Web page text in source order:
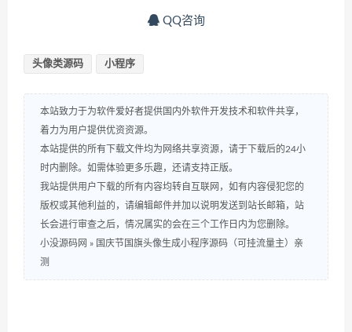
QQ咨询
头像类源码 小程序
本站致力于为软件爱好者提供国内外软件开发技术和软件共享，
着力为用户提供优资资源。
本站提供的所有下载文件均为网络共享资源，请于下载后的24小
时内删除。如需体验更多乐趣，还请支持正版。
我站提供用户下载的所有内容均转自互联网，如有内容侵犯您的
版权或其他利益的，请编辑邮件并加以说明发送到站长邮箱，站
长会进行审查之后，情况属实的会在三个工作日内为您删除。
小没源码网 » 国庆节国旗头像生成小程序源码（可挂流量主）亲
测